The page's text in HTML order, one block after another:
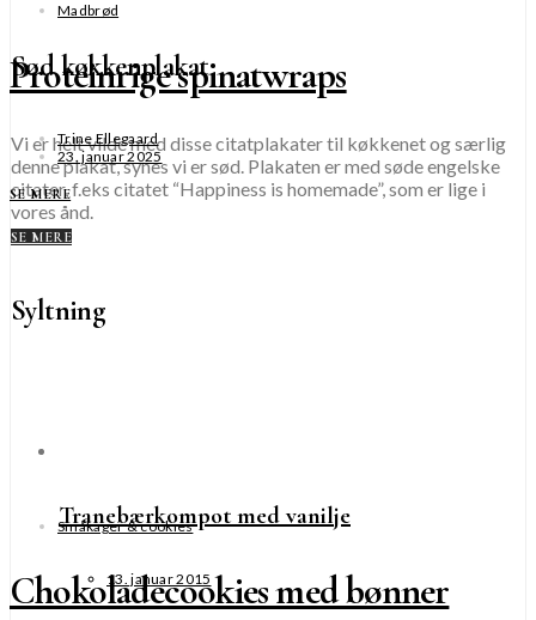
Sød køkkenplakat
Vi er helt vilde med disse citatplakater til køkkenet og særlig
denne plakat, synes vi er sød. Plakaten er med søde engelske
citater, f.eks citatet “Happiness is homemade”, som er lige i
vores ånd.
SE MERE
Syltning
Tranebærkompot med vanilje
13. januar 2015
Madbrød
Proteinrige spinatwraps
Trine Ellegaard
23. januar 2025
SE MERE
Småkager & cookies
Chokoladecookies med bønner